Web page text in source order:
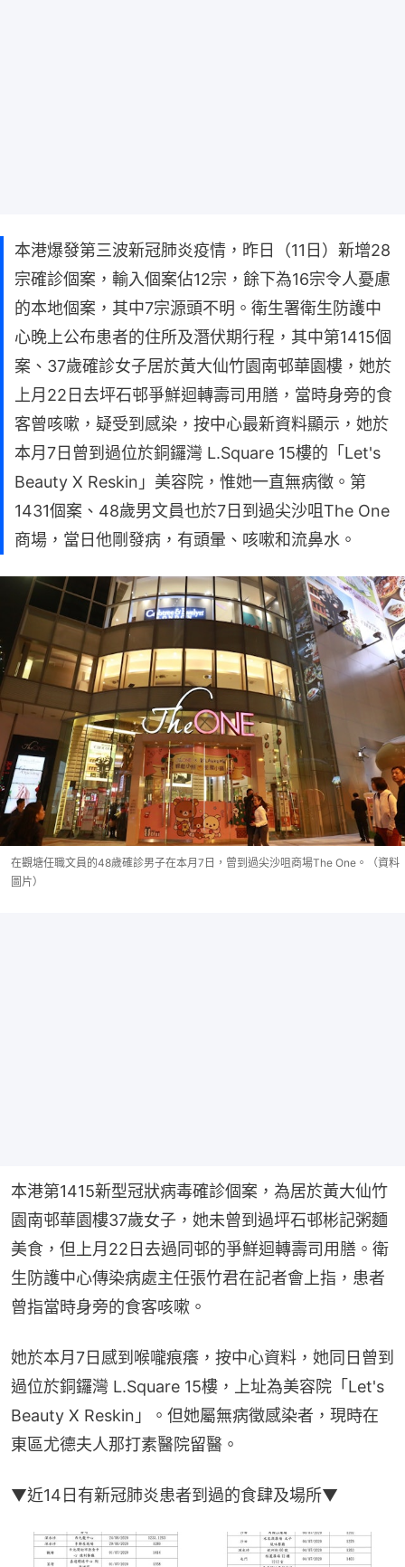
本港爆發第三波新冠肺炎疫情，昨日（11日）新增28
宗確診個案，輸入個案佔12宗，餘下為16宗令人憂慮
的本地個案，其中7宗源頭不明。衛生署衛生防護中
心晚上公布患者的住所及潛伏期行程，其中第1415個
案、37歲確診女子居於黃大仙竹園南邨華園樓，她於
上月22日去坪石邨爭鮮迴轉壽司用膳，當時身旁的食
客曾咳嗽，疑受到感染，按中心最新資料顯示，她於
本月7日曾到過位於銅鑼灣 L.Square 15樓的「Let's
Beauty X Reskin」美容院，惟她一直無病徵。第
1431個案、48歲男文員也於7日到過尖沙咀The One
商場，當日他剛發病，有頭暈、咳嗽和流鼻水。
在觀塘任職文員的48歲確診男子在本月7日，曾到過尖沙咀商場The One。（資料
圖片）
本港第1415新型冠狀病毒確診個案，為居於黃大仙竹
園南邨華園樓37歲女子，她未曾到過坪石邨彬記粥麵
美食，但上月22日去過同邨的爭鮮迴轉壽司用膳。衛
生防護中心傳染病處主任張竹君在記者會上指，患者
曾指當時身旁的食客咳嗽。
她於本月7日感到喉嚨痕癢，按中心資料，她同日曾到
過位於銅鑼灣 L.Square 15樓，上址為美容院「Let's
Beauty X Reskin」。但她屬無病徵感染者，現時在
東區尤德夫人那打素醫院留醫。
▼近14日有新冠肺炎患者到過的食肆及場所▼